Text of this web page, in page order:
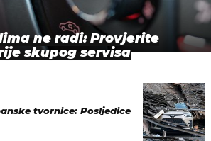
ne radi: Provjerite
skupog servisa
tvornice: Posljedice